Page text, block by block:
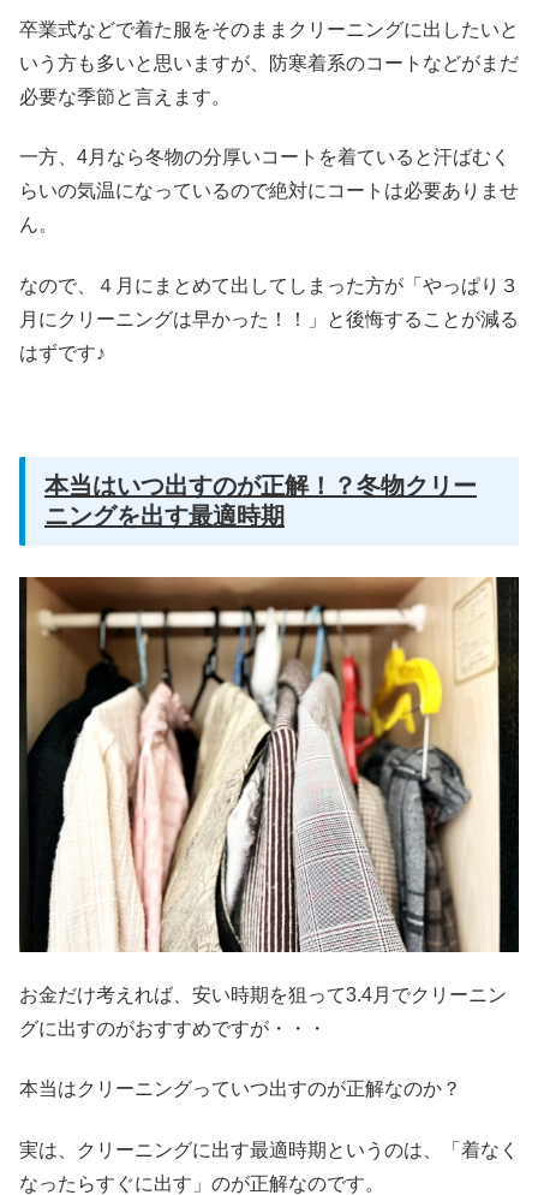
卒業式などで着た服をそのままクリーニングに出したいと
いう方も多いと思いますが、防寒着系のコートなどがまだ
必要な季節と言えます。
一方、4月なら冬物の分厚いコートを着ていると汗ばむく
らいの気温になっているので絶対にコートは必要ありませ
ん。
なので、４月にまとめて出してしまった方が「やっぱり３
月にクリーニングは早かった！！」と後悔することが減る
はずです♪
本当はいつ出すのが正解！？冬物クリー
ニングを出す最適時期
お金だけ考えれば、安い時期を狙って3.4月でクリーニン
グに出すのがおすすめですが・・・
本当はクリーニングっていつ出すのが正解なのか？
実は、クリーニングに出す最適時期というのは、「着なく
なったらすぐに出す」のが正解なのです。